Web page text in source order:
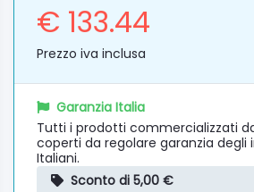
€ 133.44
Prezzo iva inclusa
Garanzia Italia
Tutti i prodotti commercializzati da
coperti da regolare garanzia degli
Italiani.
Sconto di 5,00 €